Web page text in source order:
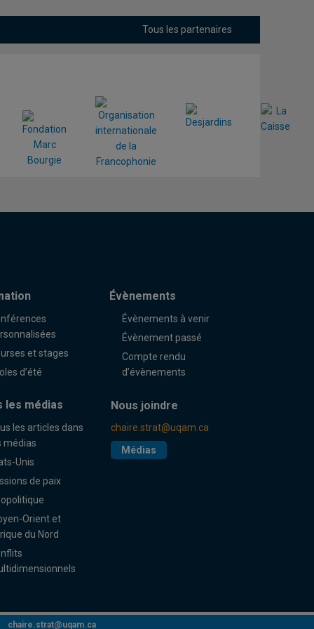
Tous les partenaires
et stages
d’été
Évènements
Évènements à venir
Évènement passé
Compte rendu
d’évènements
les médias
les articles dans
médias
Unis
de paix
Orient et
du Nord
Nous joindre
chaire.strat@uqam.ca
Médias
chaire.strat@uqam.ca